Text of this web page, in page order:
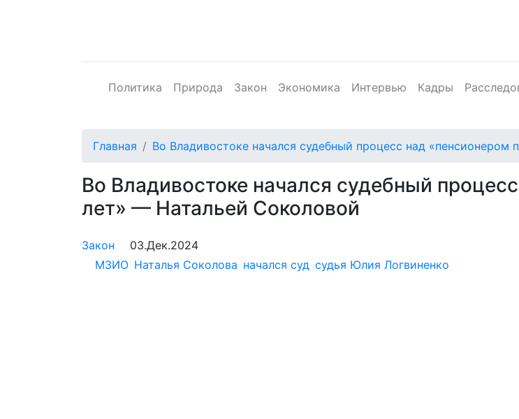
Политика Природа Закон Экономика Интервью Кадры
Главная Во Владивостоке начался судебный процесс над
Во Владивостоке начался судебный
лет» — Натальей Соколовой
Закон
03.Дек.2024
МЗИО Наталья Соколова начался суд судья Юлия Логвиненко